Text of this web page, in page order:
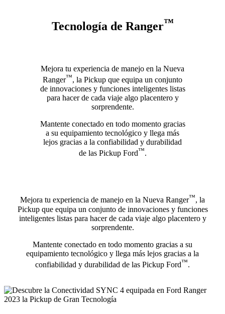
Tecnología de Ranger™
Mejora tu experiencia de manejo en la Nueva
Ranger™, la Pickup que equipa un conjunto
de innovaciones y funciones inteligentes listas
para hacer de cada viaje algo placentero y
sorprendente.
Mantente conectado en todo momento gracias
a su equipamiento tecnológico y llega más
lejos gracias a la confiabilidad y durabilidad
de las Pickup Ford™.
Mejora tu experiencia de manejo en la Nueva Ranger™, la
Pickup que equipa un conjunto de innovaciones y funciones
inteligentes listas para hacer de cada viaje algo placentero y
sorprendente.
Mantente conectado en todo momento gracias a su
equipamiento tecnológico y llega más lejos gracias a la
confiabilidad y durabilidad de las Pickup Ford™.